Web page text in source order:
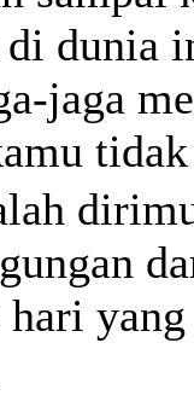
dunia
jaga